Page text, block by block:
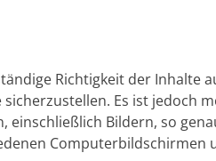
Richtigkeit der Inhalte
Es ist jedoch
einschließlich Bildern, so
Computerbildschirmen